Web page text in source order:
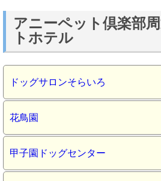
アニーペット倶楽部
トホテル
ドッグサロンそらいろ
花鳥園
甲子園ドッグセンター